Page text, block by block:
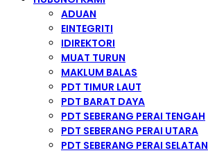
ADUAN
EINTEGRITI
IDIREKTORI
MUAT TURUN
MAKLUM BALAS
PDT TIMUR LAUT
PDT BARAT DAYA
PDT SEBERANG PERAI TENGAH
PDT SEBERANG PERAI UTARA
PDT SEBERANG PERAI SELATAN